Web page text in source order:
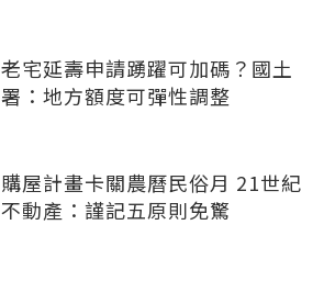
老宅延壽申請踴躍可加碼？國土
署：地方額度可彈性調整
購屋計畫卡關農曆民俗月 21世紀
不動產：謹記五原則免驚